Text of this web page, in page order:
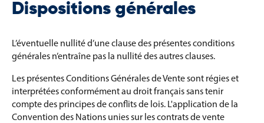
Dispositions générales
L’éventuelle nullité d’une clause des présentes conditions
générales n’entraîne pas la nullité des autres clauses.
Les présentes Conditions Générales de Vente sont régies et
interprétées conformément au droit français sans tenir
compte des principes de conflits de lois. L'application de la
Convention des Nations unies sur les contrats de vente